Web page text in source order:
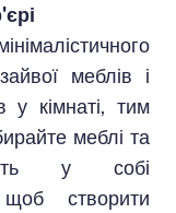
меблів і
кімнаті, тим
меблі та
у собі
щоб створити